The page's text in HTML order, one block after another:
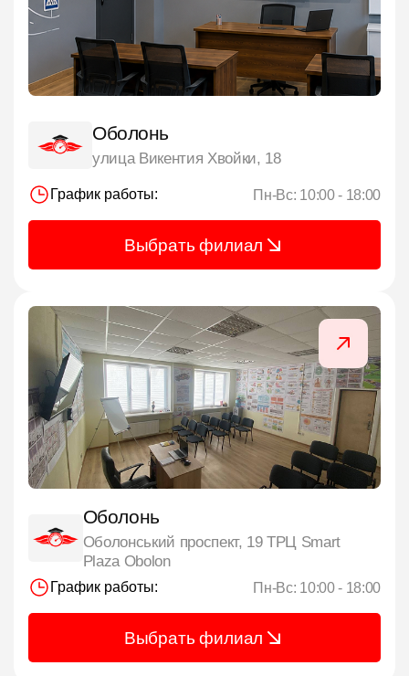
Оболонь
улица Викентия Хвойки, 18
График работы: Пн-Вс: 10:00 - 18:00
Выбрать филиал
Оболонь
Оболонський проспект, 19 ТРЦ Smart
Plaza Obolon
График работы: Пн-Вс: 10:00 - 18:00
Выбрать филиал